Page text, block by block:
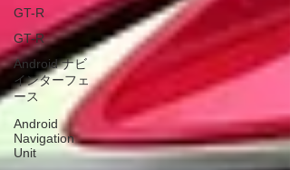
GT-R
GT-R
Android ナビ
インターフェ
ース
Android
Navigation
Unit